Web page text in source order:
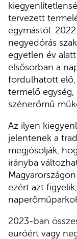
tervezett
egymástól.
negyedórás
egyetlen év
elsősorban a
fordulhatott elő,
termelő egység,
szénerőmű
Az ilyen
jelentenek a
megjósolják,
irányba
ezért azt
2023-ban
euróért vagy